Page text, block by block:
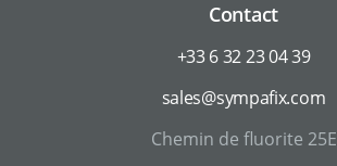
Contact
+33 6 32 23 04 39
sales@sympafix.com
Chemin de fluorite 25E